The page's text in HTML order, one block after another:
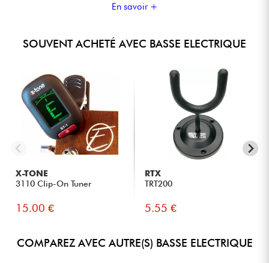
En savoir +
SOUVENT ACHETÉ AVEC BASSE ELECTRIQUE
X-TONE
3110 Clip-On Tuner
15.00 €
RTX
TRT200
5.55 €
COMPAREZ AVEC AUTRE(S) BASSE ELECTRIQUE